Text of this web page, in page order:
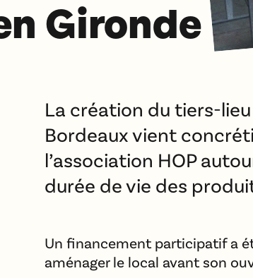
Gironde
La création du tiers-
Bordeaux vient
l’association HOP
durée de vie des
Un financement participatif a
aménager le local avant son